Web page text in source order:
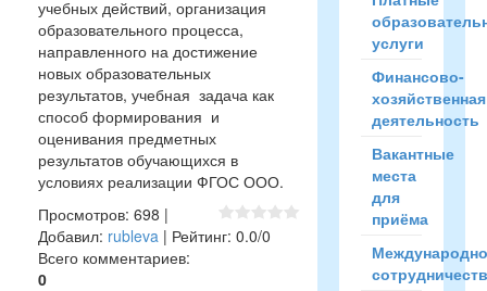
учебных действий, организация
образовательного процесса,
направленного на достижение
новых образовательных
результатов, учебная задача как
способ формирования и
оценивания предметных
результатов обучающихся в
условиях реализации ФГОС ООО.
Просмотров: 698 |
Добавил: rubleva | Рейтинг: 0.0/0
Всего комментариев:
0
услуги
Финансово-
хозяйственная
деятельность
Вакантные
места
для
приёма